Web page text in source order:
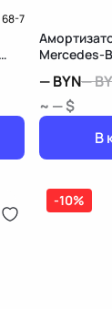
68-7
Mercedes-
—BYN—
~ — $
В
-10%